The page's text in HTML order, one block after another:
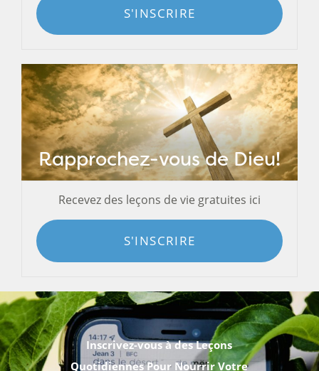
S'INSCRIRE
Rapprochez-vous de Dieu!
Recevez des leçons de vie gratuites ici
S'INSCRIRE
Inscrivez-vous à des Leçons
Quotidiennes Pour Nourrir Votre